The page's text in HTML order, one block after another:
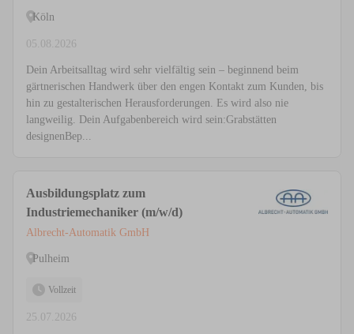
Köln
05.08.2026
Dein Arbeitsalltag wird sehr vielfältig sein – beginnend beim
gärtnerischen Handwerk über den engen Kontakt zum Kunden, bis
hin zu gestalterischen Herausforderungen. Es wird also nie
langweilig. Dein Aufgabenbereich wird sein:Grabstätten
designenBep...
Ausbildungsplatz zum
Industriemechaniker (m/w/d)
Albrecht-Automatik GmbH
Pulheim
Vollzeit
25.07.2026